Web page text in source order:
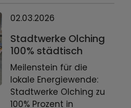
02.03.2026
Stadtwerke Olching
100% städtisch
Meilenstein für die
lokale Energiewende:
Stadtwerke Olching zu
100% Prozent in